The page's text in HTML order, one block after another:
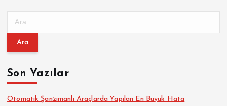
m
:Son Yazılar
Otomatik Şanzımanlı Araçlarda Yapılan En Büyük Hata